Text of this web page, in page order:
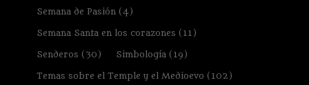
Semana de Pasión(4)
Semana Santa en los corazones (11)
Senderos (30) Simbología(19)
Temas sobre el Temple y el Medioevo (102)